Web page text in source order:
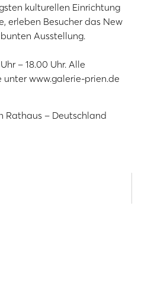
kulturellen Einrichtung
erleben Besucher das New
Ausstellung.
– 18.00 Uhr. Alle
www.galerie-prien.de
Rathaus – Deutschland